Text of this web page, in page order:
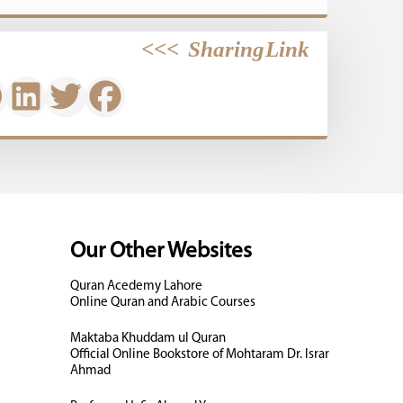
Sharing Link
>>>
Our Other Websites
Quran Acedemy Lahore
Online Quran and Arabic Courses
Maktaba Khuddam ul Quran
Official Online Bookstore of Mohtaram Dr. Israr
Ahmad